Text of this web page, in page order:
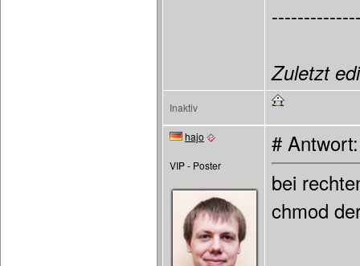
Zuletzt
Inaktiv
hajo
VIP - Poster
#
bei
chmod